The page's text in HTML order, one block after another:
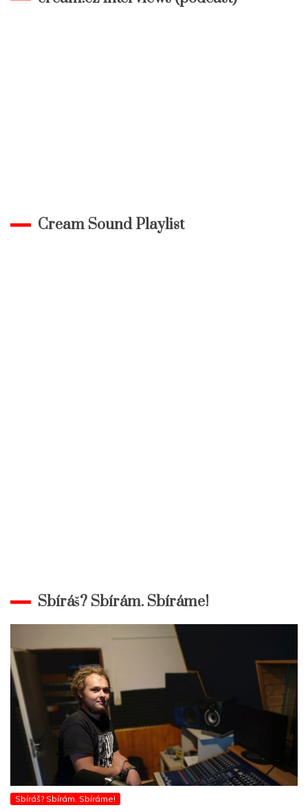
Cream Sound Playlist
Sbíráš? Sbírám. Sbíráme!
Sbíráš? Sbírám. Sbíráme!